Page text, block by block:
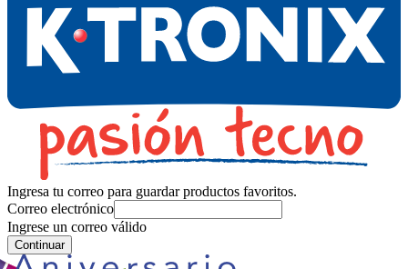
Ingresa tu correo para guardar productos favoritos.
Correo electrónico
Ingrese un correo válido
Continuar